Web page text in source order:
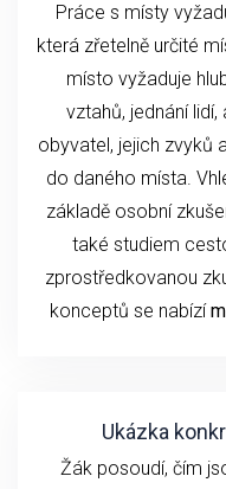
Práce s místy
která zřetelně určité
místo vyžaduje
vztahů, jednání
obyvatel, jejich zvyků
do daného místa.
základě osobní
také studiem
zprostředkovanou
konceptů se nabízí
Ukázka
Žák posoudí, čím